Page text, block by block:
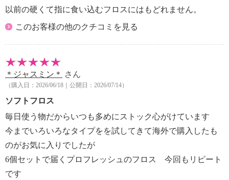
以前の硬くて指に食い込むフロスにはもどれません。
このお客様の他のクチコミを見る
＊ジャスミン＊ さん
（購入日：2026/06/18｜公開日：2026/07/14）
ソフトフロス
毎日使う物だからいつも多めにストック心がけています
今までいろいろなタイプをを試してきて海外で購入したも
のがお気に入りでしたが
6個セットで届くプロフレッシュのフロス 今回もリピート
です